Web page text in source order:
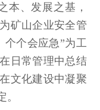
本、发展之基，
矿山企业安全管
个个会应急”为工
日常管理中总结
文化建设中凝聚